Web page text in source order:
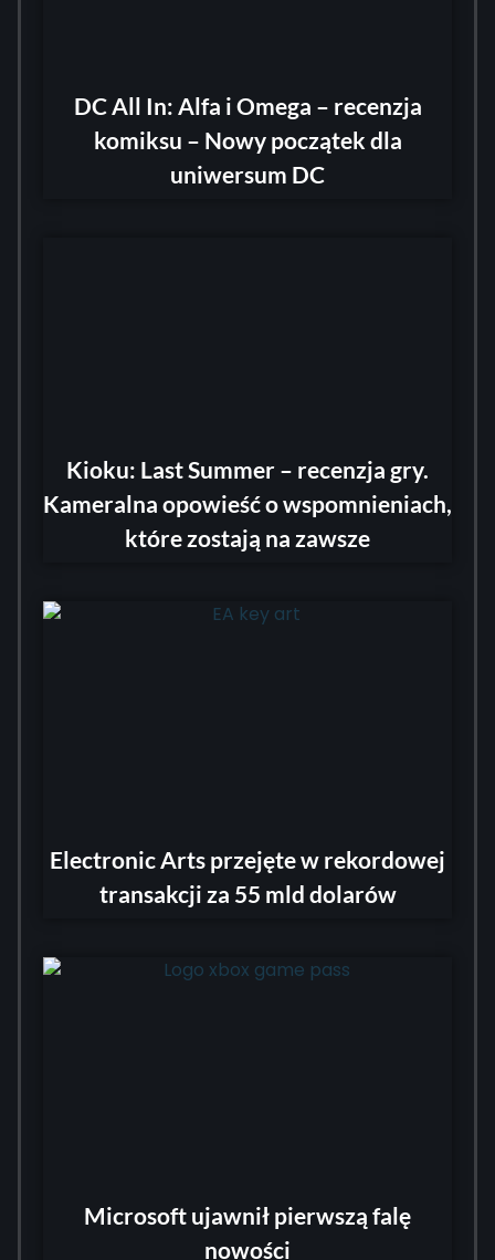
DC All In: Alfa i Omega – recenzja
komiksu – Nowy początek dla
uniwersum DC
Kioku: Last Summer – recenzja gry.
Kameralna opowieść o wspomnieniach,
które zostają na zawsze
Electronic Arts przejęte w rekordowej
transakcji za 55 mld dolarów
Microsoft ujawnił pierwszą falę
nowości